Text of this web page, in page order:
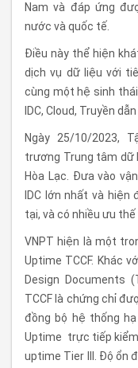
Nam và đáp ứng
nước và quốc tế.
Điều này thể hiện
dịch vụ dữ liệu với
cùng một hệ sinh
IDC, Cloud, Truyền
Ngày 25/10/2023,
trương Trung tâm dữ
Hòa Lạc. Đưa vào
IDC lớn nhất và
tại, và có nhiều ưu
VNPT hiện là một
Uptime TCCF. Khác
Design Documents
TCCF là chứng chỉ
đồng bộ hệ thống
Uptime trực tiếp
uptime Tier III. Độ ổn